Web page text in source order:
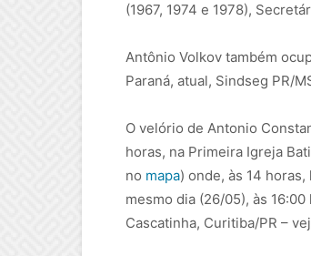
(1967, 1974 e 1978),
Antônio Volkov também
Paraná, atual, Sindseg PR/
O velório de Antonio
horas, na Primeira Igreja
no mapa) onde, às 14
mesmo dia (26/05), às
Cascatinha, Curitiba/PR –